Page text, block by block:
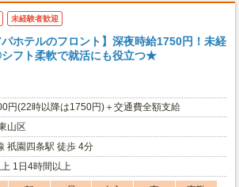
未経験者歓迎
パホテルのフロント】深夜時給1750円！未経
フト柔軟で就活にも役立つ★
円(22時以降は1750円)＋交通費全額支給
山区
祇園四条駅 徒歩 4分
1日4時間以上